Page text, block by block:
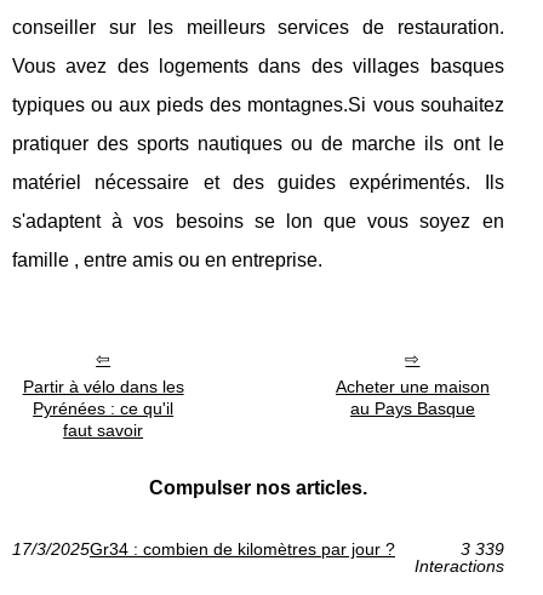
conseiller sur les meilleurs services de restauration.
Vous avez des logements dans des villages basques
typiques ou aux pieds des montagnes.Si vous souhaitez
pratiquer des sports nautiques ou de marche ils ont le
matériel nécessaire et des guides expérimentés. Ils
s'adaptent à vos besoins se lon que vous soyez en
famille , entre amis ou en entreprise.
Partir à vélo dans les
Pyrénées : ce qu'il
faut savoir
Acheter une maison
au Pays Basque
Compulser nos articles.
17/3/2025Gr34 : combien de kilomètres par jour ?
3 339
Interactions